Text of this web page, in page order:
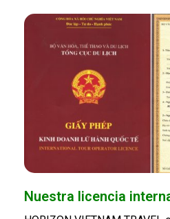
Nuestra licencia